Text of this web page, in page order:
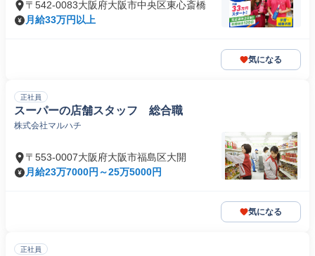
〒542-0083大阪府大阪市中央区東心斎橋
月給33万円以上
気になる
正社員
スーパーの店舗スタッフ 総合職
株式会社マルハチ
〒553-0007大阪府大阪市福島区大開
月給23万7000円～25万5000円
気になる
正社員